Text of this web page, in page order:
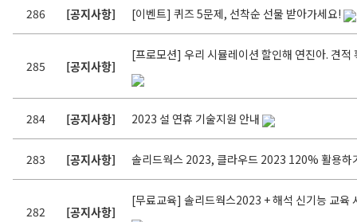
286 [공지사항] [이벤트] 퀴즈 5문제, 선착순 선물 받아가세요!
285 [공지사항]
[프로모션] 우리 시뮬레이션 할인해 연진아. 견적
284 [공지사항] 2023 설 연휴 기술지원 안내
283 [공지사항] 솔리드웍스 2023, 클라우드 2023 120% 활용하
282 [공지사항]
[무료교육] 솔리드웍스2023 + 해석 신기능 교육